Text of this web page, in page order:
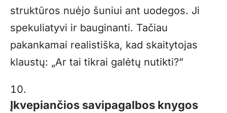
struktūros nuėjo šuniui ant uodegos. Ji
spekuliatyvi ir bauginanti. Tačiau
pakankamai realistiška, kad skaitytojas
klaustų: „Ar tai tikrai galėtų nutikti?”
Įkvepiančios savipagalbos knygos